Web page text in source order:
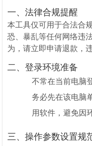
一、法律合规提醒
本工具仅可用于合法合
恐、暴乱等任何网络违
为，请立即申请退款，
二、登录环境准备
不常在当前电脑
务必先在该电脑
用软件，避免因
三、操作参数设置规